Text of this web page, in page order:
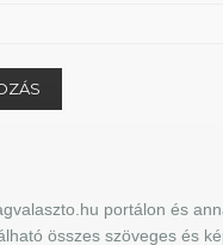
portálon és
összes szöveges és